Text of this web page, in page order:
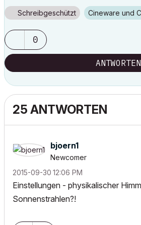
Schreibgeschützt Cineware und
0
ANTWORTEN
25 ANTWORTEN
bjoern1
Newcomer
‎2015-09-30 12:06 PM
Einstellungen - physikalischer
Sonnenstrahlen?!